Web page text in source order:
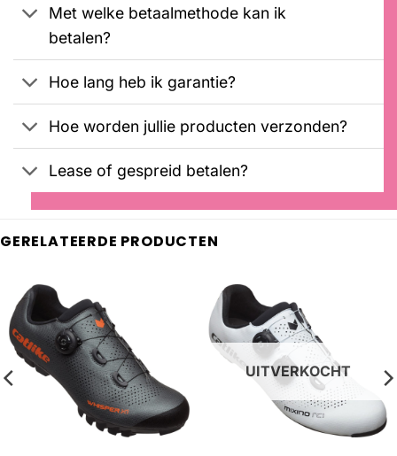
Met welke betaalmethode kan ik
betalen?
Hoe lang heb ik garantie?
Hoe worden jullie producten verzonden?
Lease of gespreid betalen?
GERELATEERDE PRODUCTEN
UITVERKOCHT